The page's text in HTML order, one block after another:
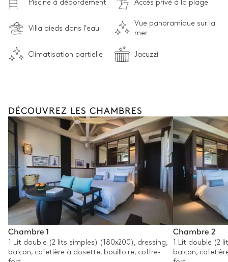
Piscine à débordement Accès privé à la plage
Villa pieds dans l'eau
Vue panoramique sur la
mer
Climatisation partielle Jacuzzi
DÉCOUVREZ LES CHAMBRES
Chambre 1
1 Lit double (2 lits simples) (180x200), dressing,
balcon, cafetière à dosette, bouilloire, coffre-
Chambre 2
1 Lit double (2
balcon,